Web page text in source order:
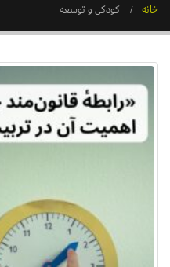
خانه کودکی و توسعه